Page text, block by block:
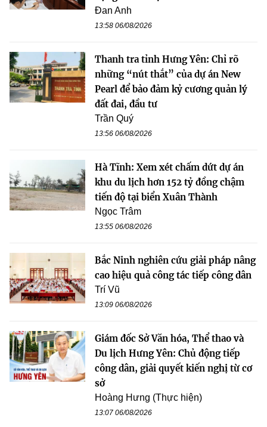
Đan Anh
13:58 06/08/2026
Thanh tra tỉnh Hưng Yên: Chỉ rõ
những “nút thắt” của dự án New
Pearl để bảo đảm kỷ cương quản lý
đất đai, đầu tư
Trần Quý
13:56 06/08/2026
Hà Tĩnh: Xem xét chấm dứt dự án
khu du lịch hơn 152 tỷ đồng chậm
tiến độ tại biển Xuân Thành
Ngọc Trâm
13:55 06/08/2026
Bắc Ninh nghiên cứu giải pháp nâng
cao hiệu quả công tác tiếp công dân
Trí Vũ
13:09 06/08/2026
Giám đốc Sở Văn hóa, Thể thao và
Du lịch Hưng Yên: Chủ động tiếp
công dân, giải quyết kiến nghị từ cơ
sở
Hoàng Hưng (Thực hiện)
13:07 06/08/2026